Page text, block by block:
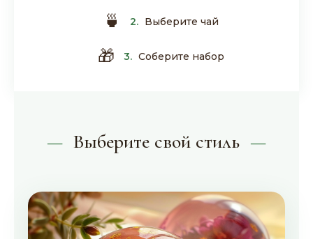
🍵 2. Выберите чай
🎁 3. Соберите набор
Выберите свой стиль